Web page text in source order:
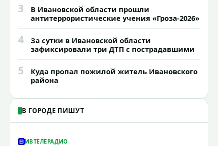
3
В Ивановской области прошли
антитеррористические учения «Гроза-2026»
4
За сутки в Ивановской области
зафиксировали три ДТП с пострадавшими
5
Куда пропал пожилой житель Ивановского
района
В ГОРОДЕ ПИШУТ
ИВТЕЛЕРАДИО